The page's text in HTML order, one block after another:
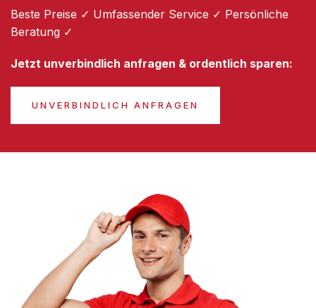
Beste Preise ✓ Umfassender Service ✓ Persönliche
Beratung ✓
Jetzt unverbindlich anfragen & ordentlich sparen:
UNVERBINDLICH ANFRAGEN